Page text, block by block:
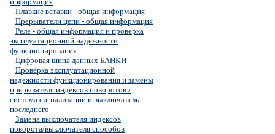
Плавкие вставки - общая информация
Прерыватели цепи - общая информация
Реле - общая информация и проверка
эксплуатационной надежности
функционирования
Цифровая шина данных БАНКИ
Проверка эксплуатационной
надежности функционирования и замены
прерывателя индексов поворотов /
система сигнализации и выключатель
последнего
Замена выключателя индексов
поворота/выключателя способов